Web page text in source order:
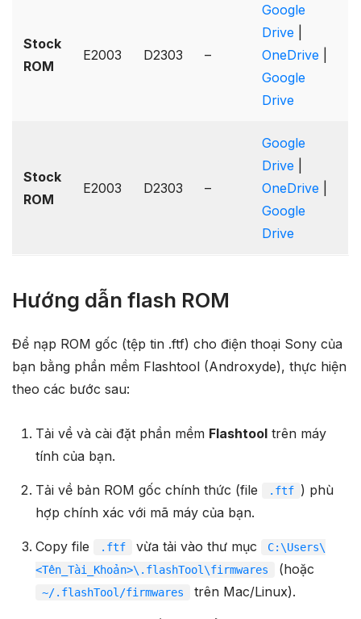
Stock
ROM
E2003 D2303 –
Google
Drive|
OneDrive|
Google
Drive
Stock
ROM
E2003 D2303 –
Google
Drive
OneDrive
Google
Drive
Hướng dẫn flash ROM
Để nạp ROM gốc (tệp tin .ftf) cho điện thoại Sony của
bạn bằng phần mềm Flashtool (Androxyde), thực hiện
theo các bước sau:
Tải về và cài đặt phần mềm Flashtooltrên máy
tính của bạn.
Tải về bản ROM gốc chính thức (file .ftf ) phù
hợp chính xác với mã máy của bạn.
Copy file .ftf vừa tải vào thư mục
C:\Users\
<Tên_Tài_Khoản>\.flashTool\firmwares
(hoặc
~/.flashTool/firmwares trên Mac/Linux).